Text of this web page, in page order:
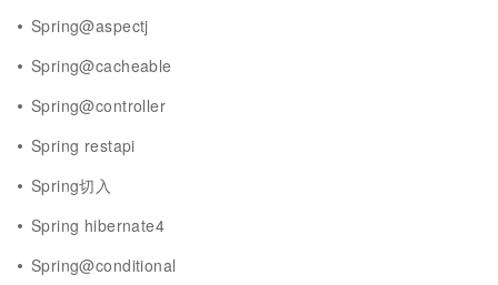
Spring@aspectj
Spring@cacheable
Spring@controller
Spring restapi
Spring切入
Spring hibernate4
Spring@conditional